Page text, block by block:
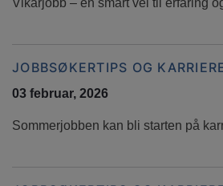
JOBBSØKERTIPS OG
03 februar, 2026
Sommerjobben kan bli starten på